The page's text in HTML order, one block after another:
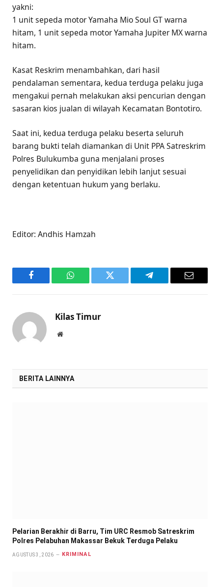
yakni:
1 unit sepeda motor Yamaha Mio Soul GT warna
hitam, 1 unit sepeda motor Yamaha Jupiter MX warna
hitam.
Kasat Reskrim menambahkan, dari hasil
pendalaman sementara, kedua terduga pelaku juga
mengakui pernah melakukan aksi pencurian dengan
sasaran kios jualan di wilayah Kecamatan Bontotiro.
Saat ini, kedua terduga pelaku beserta seluruh
barang bukti telah diamankan di Unit PPA Satreskrim
Polres Bulukumba guna menjalani proses
penyelidikan dan penyidikan lebih lanjut sesuai
dengan ketentuan hukum yang berlaku.
Editor: Andhis Hamzah
Facebook WhatsAppTwitter Telegram Email
Kilas Timur
Website
BERITA LAINNYA
Pelarian Berakhir di Barru, Tim URC Resmob Satreskrim
Polres Pelabuhan Makassar Bekuk Terduga Pelaku
AGUSTUS 3, 2026 KRIMINAL